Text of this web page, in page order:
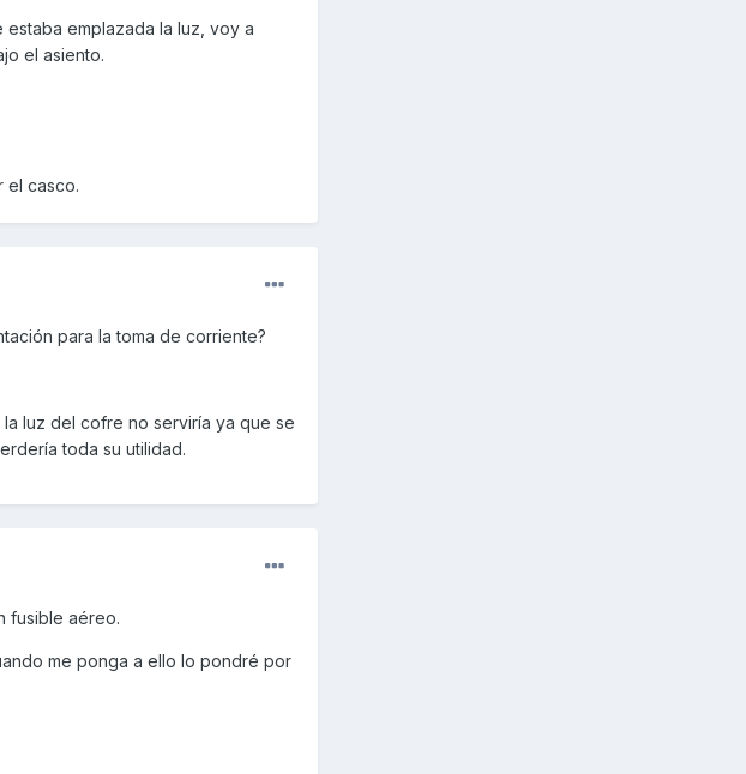
emplazada la luz, voy a
el asiento.
el casco.
para la toma de corriente?
luz del cofre no serviría ya que se
toda su utilidad.
fusible aéreo.
me ponga a ello lo pondré por